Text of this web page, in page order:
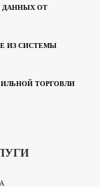
ДАННЫХ ОТ
ИЗ СИСТЕМЫ
ТОРГОВЛИ